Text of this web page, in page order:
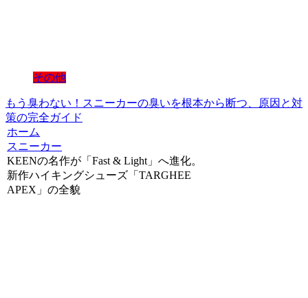
その他
もう臭わない！スニーカーの臭いを根本から断つ、原因と対
策の完全ガイド
ホーム
スニーカー
KEENの名作が「Fast & Light」へ進化。
新作ハイキングシューズ「TARGHEE
APEX」の全貌